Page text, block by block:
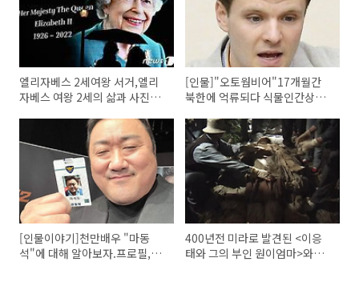
엘리자베스 2세여왕 서거,엘리
자베스 여왕 2세의 삶과 사진으
[인물]"오토웜비어"17개월간
북한에 억류되다 식물인간상태
사망한 사건
[인물이야기]천만배우 "마동
석"에 대해 알아보자.프로필,작
400년전 미라로 발견된 <이응
태와 그의 부인 원이엄마>와의